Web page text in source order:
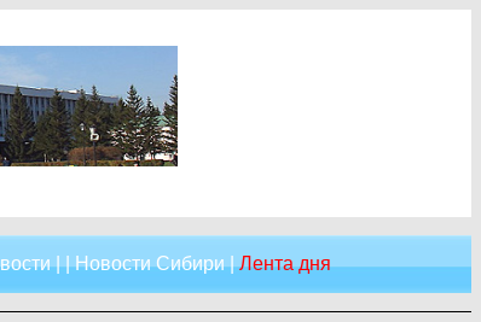
| |Новости Сибири|Лента дня